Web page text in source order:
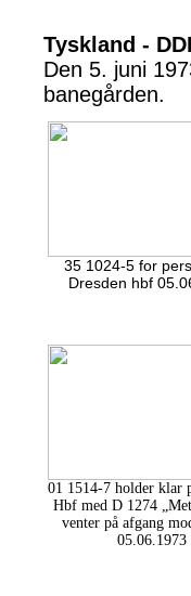
Tyskland -
Den 5. juni
banegården.
35 1024-5 for
Dresden hbf
01 1514-7 holder klar
Hbf med D 1274
venter på afgang
05.06.1973